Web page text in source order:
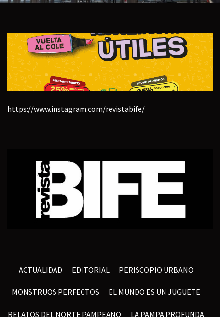
https://www.instagram.com/revistabife/
ACTUALIDAD EDITORIAL PERISCOPIO URBANO
MONSTRUOS PERFECTOS EL MUNDO ES UN JUGUETE
RELATOS DEL NORTE PAMPEANO LA PAMPA PROFUNDA